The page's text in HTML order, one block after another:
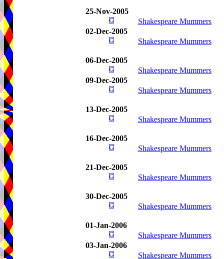
25-Nov-2005
Shakespeare Mummers
02-Dec-2005
Shakespeare Mummers
06-Dec-2005
Shakespeare Mummers
09-Dec-2005
Shakespeare Mummers
13-Dec-2005
Shakespeare Mummers
16-Dec-2005
Shakespeare Mummers
21-Dec-2005
Shakespeare Mummers
30-Dec-2005
Shakespeare Mummers
01-Jan-2006
Shakespeare Mummers
03-Jan-2006
Shakespeare Mummers